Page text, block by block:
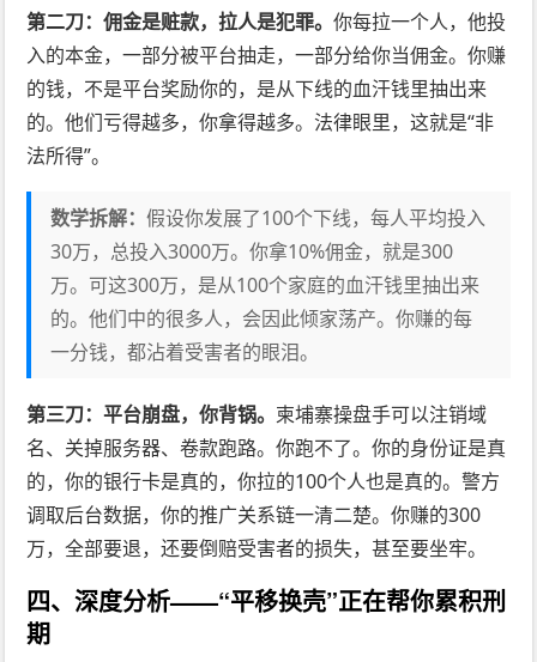
第二刀：佣金是赃款，拉人是犯罪。你每拉一个人，他投
入的本金，一部分被平台抽走，一部分给你当佣金。你赚
的钱，不是平台奖励你的，是从下线的血汗钱里抽出来
的。他们亏得越多，你拿得越多。法律眼里，这就是“非
法所得”。
数学拆解：假设你发展了100个下线，每人平均投入
30万，总投入3000万。你拿10%佣金，就是300
万。可这300万，是从100个家庭的血汗钱里抽出来
的。他们中的很多人，会因此倾家荡产。你赚的每
一分钱，都沾着受害者的眼泪。
第三刀：平台崩盘，你背锅。 柬埔寨操盘手可以注销域
名、关掉服务器、卷款跑路。你跑不了。你的身份证是真
的，你的银行卡是真的，你拉的100个人也是真的。警方
调取后台数据，你的推广关系链一清二楚。你赚的300
万，全部要退，还要倒赔受害者的损失，甚至要坐牢。
四、深度分析——“平移换壳”正在帮你累积刑
期